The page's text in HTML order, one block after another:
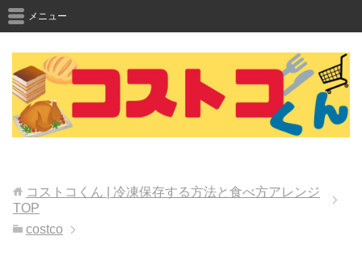
メニュー
コストコくん | 冷凍保存する方法と食べ方アレンジ
TOP
costco